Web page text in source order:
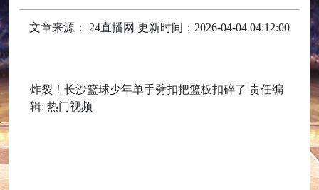
文章来源： 24直播网 更新时间：2026-04-04 04:12:00
炸裂！长沙篮球少年单手劈扣把篮板扣碎了 责任编
辑: 热门视频